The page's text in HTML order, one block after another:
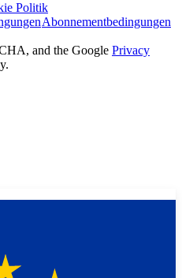
Politik
Abonnementbedingungen
and the Google Privacy